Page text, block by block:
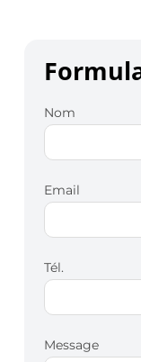
Nom
Email
Tél.
Message